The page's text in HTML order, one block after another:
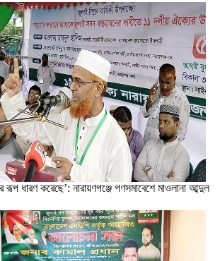
ধারণ করেছে’: নারায়ণগঞ্জে গণসমাবেশে মাওলানা আব্দুল